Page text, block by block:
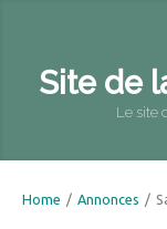
Site de
Le site
Home / Annonces /